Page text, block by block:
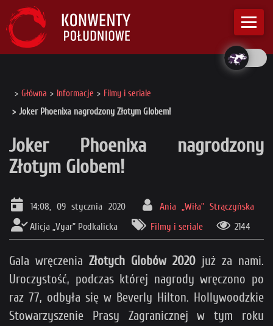
Główna Informacje
Filmy i seriale
Joker Phoenixa nagrodzony Złotym Globem!
Joker Phoenixa nagrodzony
Złotym Globem!
14:08, 09 stycznia 2020
Ania „Wiła” Strączyńska
Alicja „Vyar” Podkalicka
Filmy i seriale 2144
Gala wręczenia Złotych Globów 2020 już za nami.
Uroczystość, podczas której nagrody wręczono po
raz 77, odbyła się w Beverly Hilton. Hollywoodzkie
Stowarzyszenie Prasy Zagranicznej w tym roku